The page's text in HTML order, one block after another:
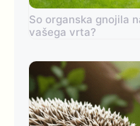
So organska gnojila
vašega vrta?